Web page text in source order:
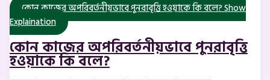
কোন কাজের অপরিবর্তনীয়ভাবে পুনরাবৃত্তি হওয়াকে কি বলে?Show
Explaination
কোন কাজের অপরিবর্তনীয়ভাবে পুনরাবৃত্তি
হওয়াকে কি বলে?